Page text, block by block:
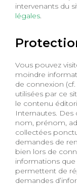
intervenants du
légales.
Vous pouvez
moindre
de connexion
utilisées par ce
le contenu éditorial et l’adapter aux besoins des
Internautes. Des
nom, prénom,
collectées
demandes de
bien lors de
informations
permettent de
demandes